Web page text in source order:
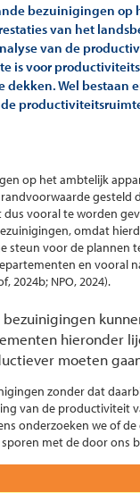
bezuinigingen
van het
van de
is voor
Wel bestaan
op het ambtelijk
gesteld
vooral te worden
omdat
steun voor de plannen
en vooral
2024b; NPO, 2024).
hieronder
moeten
zonder dat
van de productiviteit
onderzoeken we of
met de door ons